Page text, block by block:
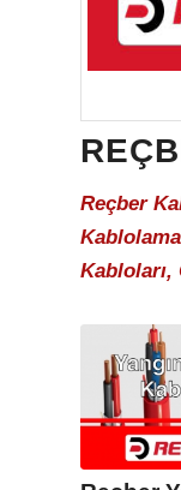
Reçber
Kabloları,